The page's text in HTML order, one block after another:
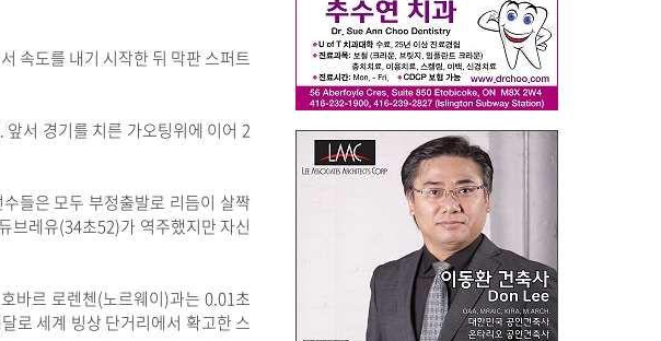
속도를 내기 시작한 뒤 막판 스퍼트
서 경기를 치른 가오팅위에 이어 2
들은 모두 부정출발로 리듬이 살짝
브레유(34초52)가 역주했지만 자신
바르 로렌첸(노르웨이)과는 0.01초
로 세계 빙상 단거리에서 확고한 스